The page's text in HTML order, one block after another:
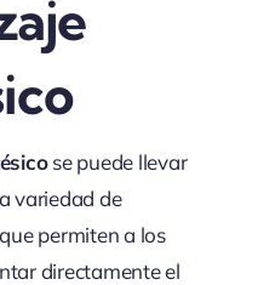
se puede llevar
variedad de
permiten a los
directamente el